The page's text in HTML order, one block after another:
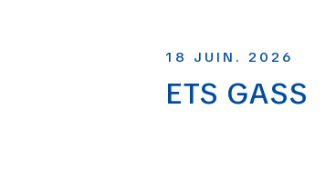
18 JUIN. 2026
ETS GASS